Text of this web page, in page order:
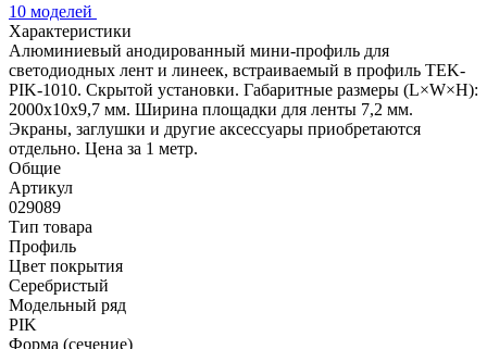
10 моделей
Характеристики
Алюминиевый анодированный мини-профиль для
светодиодных лент и линеек, встраиваемый в профиль TEK-
PIK-1010. Скрытой установки. Габаритные размеры (L×W×H):
2000x10x9,7 мм. Ширина площадки для ленты 7,2 мм.
Экраны, заглушки и другие аксессуары приобретаются
отдельно. Цена за 1 метр.
Общие
Артикул
029089
Тип товара
Профиль
Цвет покрытия
Серебристый
Модельный ряд
PIK
Форма (сечение)